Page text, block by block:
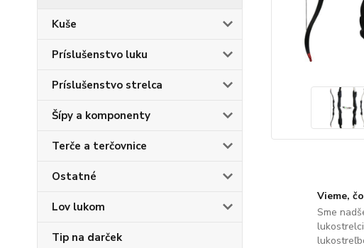
Kuše
Príslušenstvo luku
Príslušenstvo strelca
Šípy a komponenty
Terče a terčovnice
Ostatné
Lov lukom
Tip na darček
Vieme,
Sme